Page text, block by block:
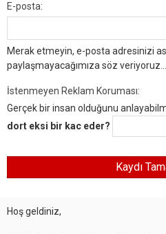
E-posta:
Merak etmeyin, e-posta adresinizi
paylaşmayacağımıza söz veriyoruz...
İstenmeyen Reklam Koruması:
Gerçek bir insan olduğunu
dort eksi bir kac eder?
Hoş geldiniz,